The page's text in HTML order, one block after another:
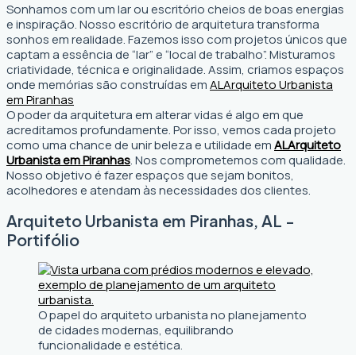
Sonhamos com um lar ou escritório cheios de boas energias
e inspiração. Nosso escritório de arquitetura transforma
sonhos em realidade. Fazemos isso com projetos únicos que
captam a essência de “lar” e “local de trabalho”. Misturamos
criatividade, técnica e originalidade. Assim, criamos espaços
onde memórias são construídas emALArquiteto Urbanista
em Piranhas
O poder da arquitetura em alterar vidas é algo em que
acreditamos profundamente. Por isso, vemos cada projeto
como uma chance de unir beleza e utilidade emALArquiteto
Urbanista em Piranhas. Nos comprometemos com qualidade.
Nosso objetivo é fazer espaços que sejam bonitos,
acolhedores e atendam às necessidades dos clientes.
Arquiteto Urbanista em Piranhas, AL -
Portifólio
O papel do arquiteto urbanista no planejamento
de cidades modernas, equilibrando
funcionalidade e estética.